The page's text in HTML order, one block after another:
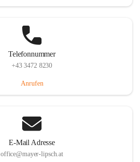
Telefonnummer
+43 3472 8230
Anrufen
E-Mail Adresse
office@mayer-lipsch.at